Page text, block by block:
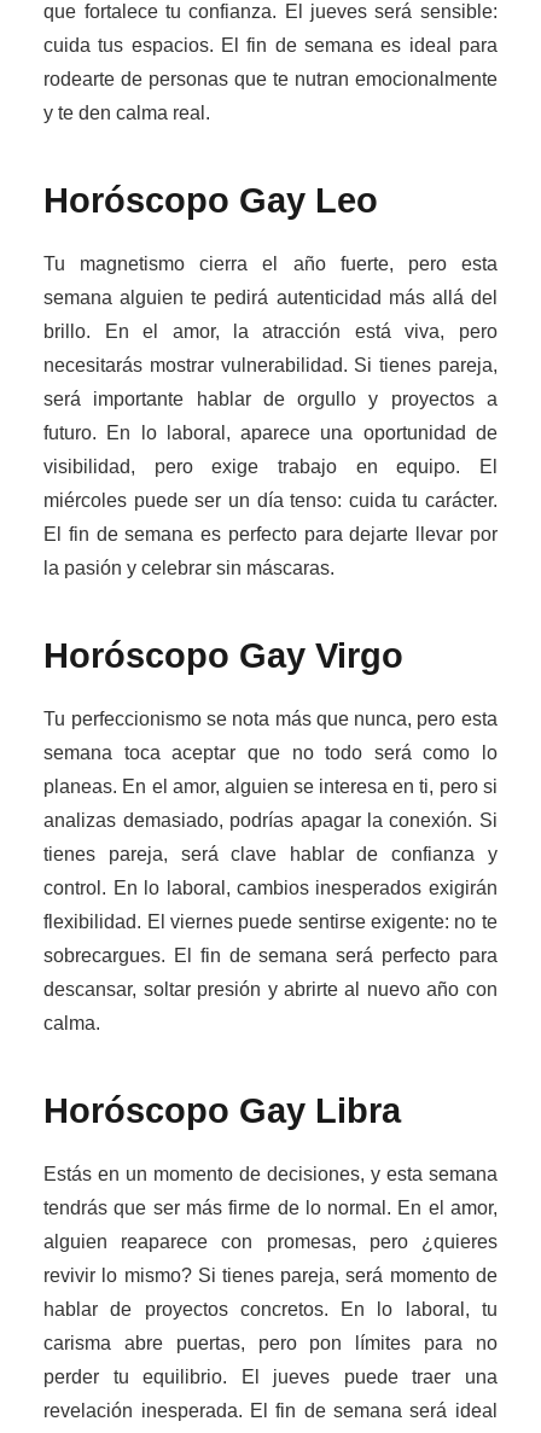
que fortalece tu confianza. El jueves será sensible:
cuida tus espacios. El fin de semana es ideal para
rodearte de personas que te nutran emocionalmente
y te den calma real.
Horóscopo Gay Leo
Tu magnetismo cierra el año fuerte, pero esta
semana alguien te pedirá autenticidad más allá del
brillo. En el amor, la atracción está viva, pero
necesitarás mostrar vulnerabilidad. Si tienes pareja,
será importante hablar de orgullo y proyectos a
futuro. En lo laboral, aparece una oportunidad de
visibilidad, pero exige trabajo en equipo. El
miércoles puede ser un día tenso: cuida tu carácter.
El fin de semana es perfecto para dejarte llevar por
la pasión y celebrar sin máscaras.
Horóscopo GayVirgo
Tu perfeccionismo se nota más que nunca, pero esta
semana toca aceptar que no todo será como lo
planeas. En el amor, alguien se interesa en ti, pero si
analizas demasiado, podrías apagar la conexión. Si
tienes pareja, será clave hablar de confianza y
control. En lo laboral, cambios inesperados exigirán
flexibilidad. El viernes puede sentirse exigente: no te
sobrecargues. El fin de semana será perfecto para
descansar, soltar presión y abrirte al nuevo año con
calma.
Horóscopo Gay Libra
Estás en un momento de decisiones, y esta semana
tendrás que ser más firme de lo normal. En el amor,
alguien reaparece con promesas, pero ¿quieres
revivir lo mismo? Si tienes pareja, será momento de
hablar de proyectos concretos. En lo laboral, tu
carisma abre puertas, pero pon límites para no
perder tu equilibrio. El jueves puede traer una
revelación inesperada. El fin de semana será ideal